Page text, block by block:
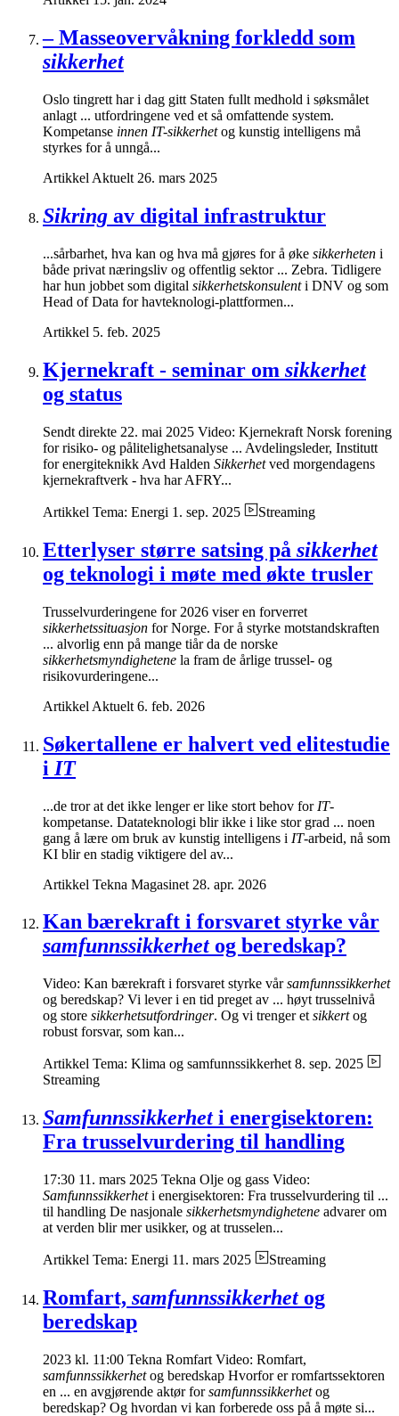
– Masseovervåkning forkledd som
sikkerhet
Oslo tingrett har i dag gitt Staten fullt medhold i søksmålet
anlagt ... utfordringene ved et så omfattende system.
Kompetanse innen IT-sikkerhetog kunstig intelligens må
styrkes for å unngå...
Artikkel Aktuelt 26. mars 2025
Sikring av digital infrastruktur
...sårbarhet, hva kan og hva må gjøres for å øke sikkerheten i
både privat næringsliv og offentlig sektor ... Zebra. Tidligere
har hun jobbet som digital sikkerhetskonsulenti DNV og som
Head of Data for havteknologi-plattformen...
Artikkel 5. feb. 2025
Kjernekraft - seminar om sikkerhet
og status
Sendt direkte 22. mai 2025 Video: Kjernekraft Norsk forening
for risiko- og pålitelighetsanalyse ... Avdelingsleder, Institutt
for energiteknikk Avd Halden Sikkerhetved morgendagens
kjernekraftverk - hva har AFRY...
Artikkel Tema: Energi 1. sep. 2025 Streaming
Etterlyser større satsing på sikkerhet
og teknologi i møte med økte trusler
Trusselvurderingene for 2026 viser en forverret
sikkerhetssituasjon for Norge. For å styrke motstandskraften
... alvorlig enn på mange tiår da de norske
sikkerhetsmyndighetene la fram de årlige trussel- og
risikovurderingene...
Artikkel Aktuelt 6. feb. 2026
Søkertallene er halvert ved elitestudie
i IT
...de tror at det ikke lenger er like stort behov for IT-
kompetanse. Datateknologi blir ikke i like stor grad ... noen
gang å lære om bruk av kunstig intelligens i IT-arbeid, nå som
KI blir en stadig viktigere del av...
Artikkel Tekna Magasinet 28. apr. 2026
Kan bærekraft i forsvaret styrke vår
samfunnssikkerhetog beredskap?
Video: Kan bærekraft i forsvaret styrke vårsamfunnssikkerhet
og beredskap? Vi lever i en tid preget av ... høyt trusselnivå
og store sikkerhetsutfordringer. Og vi trenger et sikkertog
robust forsvar, som kan...
Artikkel Tema: Klima og samfunnssikkerhet 8. sep. 2025
Streaming
Samfunnssikkerheti energisektoren:
Fra trusselvurdering til handling
17:30 11. mars 2025 Tekna Olje og gass Video:
Samfunnssikkerheti energisektoren: Fra trusselvurdering til ...
til handling De nasjonale sikkerhetsmyndighetene advarer om
at verden blir mer usikker, og at trusselen...
Artikkel Tema: Energi 11. mars 2025 Streaming
Romfart, samfunnssikkerhetog
beredskap
2023 kl. 11:00 Tekna Romfart Video: Romfart,
samfunnssikkerhetog beredskap Hvorfor er romfartssektoren
en ... en avgjørende aktør forsamfunnssikkerhetog
beredskap? Og hvordan vi kan forberede oss på å møte si...